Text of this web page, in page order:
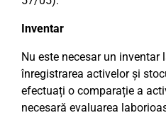
Inventar
Nu este necesar un
înregistrarea activelor și
efectuați o comparație a
necesară evaluarea